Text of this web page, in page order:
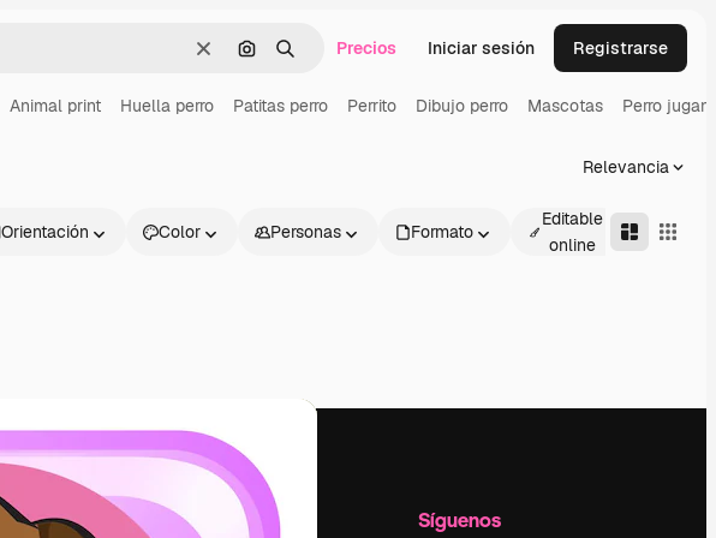
BorrarBuscar por imagen
BuscarPrecios Iniciar sesión Registrarse
Animal print Huella perro Patitas perro Perrito Dibujo perro Mascotas Perro
Relevancia
Orientación Color Personas Formato
Editable
online
Información útil Empresa Síguenos